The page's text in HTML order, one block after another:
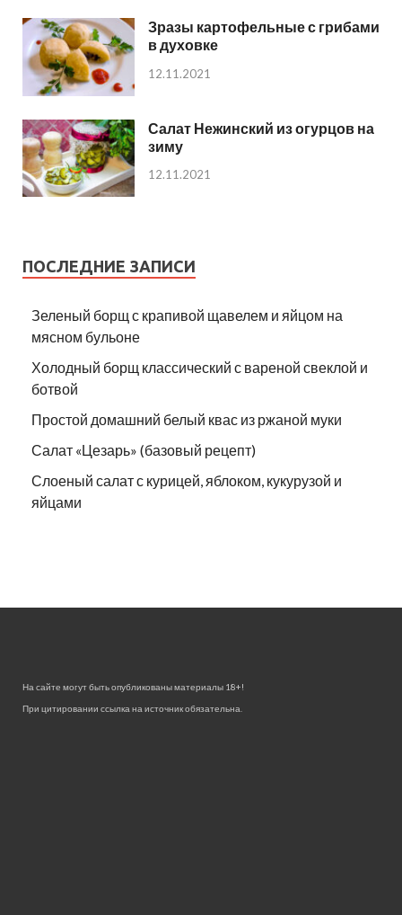
Зразы картофельные с грибами
в духовке
12.11.2021
Салат Нежинский из огурцов на
зиму
12.11.2021
ПОСЛЕДНИЕ ЗАПИСИ
Зеленый борщ с крапивой щавелем и яйцом на
мясном бульоне
Холодный борщ классический с вареной свеклой и
ботвой
Простой домашний белый квас из ржаной муки
Салат «Цезарь» (базовый рецепт)
Слоеный салат с курицей, яблоком, кукурузой и
яйцами
На сайте могут быть опубликованы материалы 18+!
При цитировании ссылка на источник обязательна.